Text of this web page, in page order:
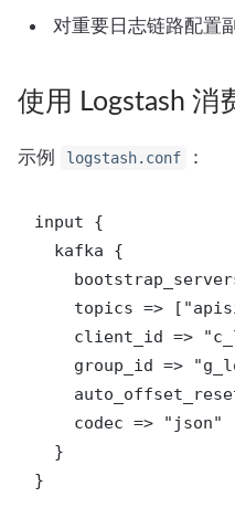
对重要日志链路配置
使用 Logstash 消
示例 logstash.conf ：
input {
  kafka {
topics =>
client_id =>
group_id =>
    codec => "json"
  }
}